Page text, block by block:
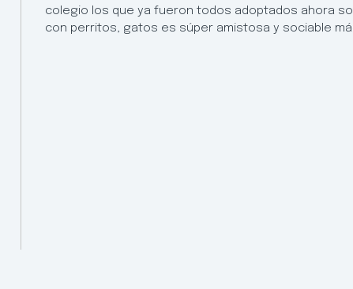
colegio los que ya fueron todos adoptados ahora
con perritos, gatos es súper amistosa y sociable